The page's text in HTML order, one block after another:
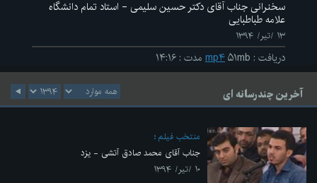
سخنرانی جناب آقای دکتر حسین سلیمی - استاد تمام دانشگاه
علامه طباطبایی
۱۳ /تیر/ ۱۳۹۴
دریافت : mp۴۵۱mb مدت : ۱۴:۱۶
آخرین چندرسانه ای
منتخب فیلم
جناب آقای محمد صادق آتشی - یزد
۱۰ /تیر/ ۱۳۹۴